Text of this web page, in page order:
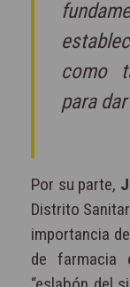
como
para
Por su parte,
Distrito
importancia
de farmacia